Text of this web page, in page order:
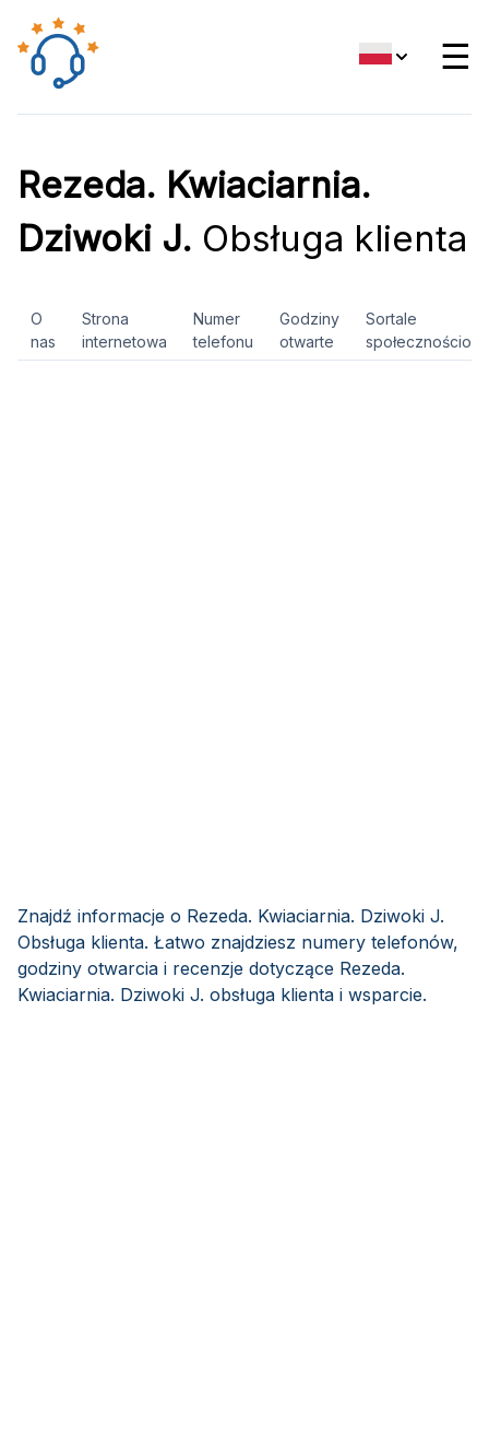
☰
Rezeda. Kwiaciarnia.
Dziwoki J. Obsługa klienta
O
nas
Strona
internetowa
Numer
telefonu
Godziny
otwarte
Sortale
Znajdź informacje o Rezeda. Kwiaciarnia. Dziwoki J.
Obsługa klienta. Łatwo znajdziesz numery telefonów,
godziny otwarcia i recenzje dotyczące Rezeda.
Kwiaciarnia. Dziwoki J. obsługa klienta i wsparcie.